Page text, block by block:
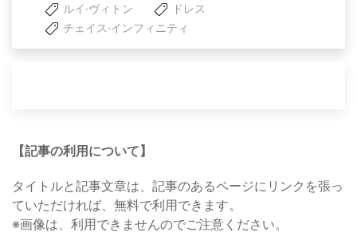
ルイ·ヴィトン
ドレス
チェイス·インフィニティ
【記事の利用について】
タイトルと記事文章は、記事のあるページにリンクを張っ
ていただければ、無料で利用できます。
※画像は、利用できませんのでご注意ください。